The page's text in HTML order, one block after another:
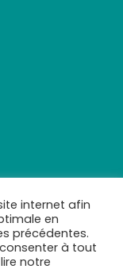
internet afin
en
précédentes.
à tout
notre